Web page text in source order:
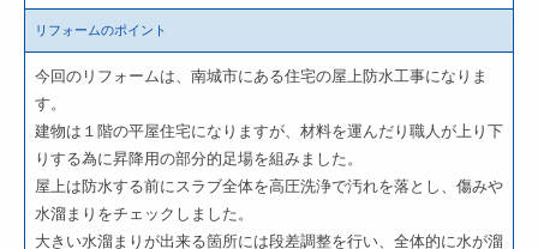
リフォームのポイント
今回のリフォームは、南城市にある住宅の屋上防水工事になりま
す。
建物は１階の平屋住宅になりますが、材料を運んだり職人が上り下
りする為に昇降用の部分的足場を組みました。
屋上は防水する前にスラブ全体を高圧洗浄で汚れを落とし、傷みや
水溜まりをチェックしました。
大きい水溜まりが出来る箇所には段差調整を行い、全体的に水が溜